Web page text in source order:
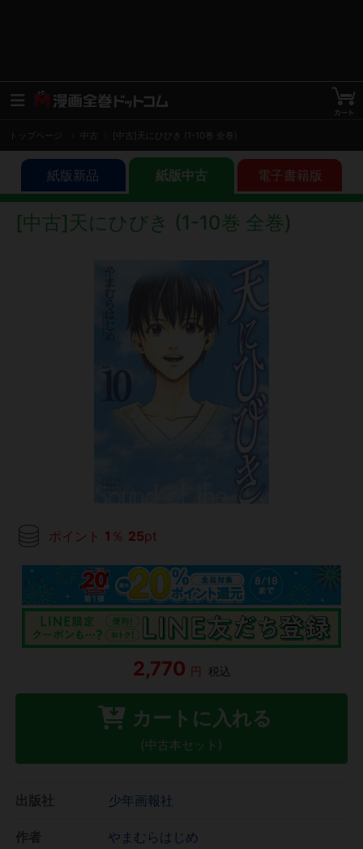
トップページ 中古 [中古]天にひびき (1-10巻 全巻)
紙版新品 紙版中古 電子書籍版
[中古]天にひびき (1-10巻 全巻)
ポイント 1 ％ 25pt
2,770 円 税込
カートに入れる
(中古本セット)
少年画報社
やまむらはじめ